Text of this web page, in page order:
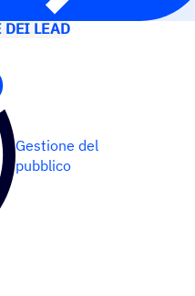
DEI LEAD
Gestione del
pubblico